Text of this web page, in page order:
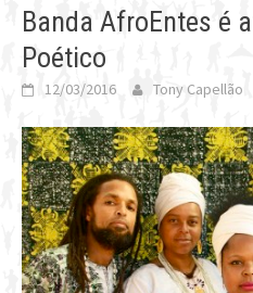
Banda AfroEntes é
Poético
12/03/2016 Tony Capellão